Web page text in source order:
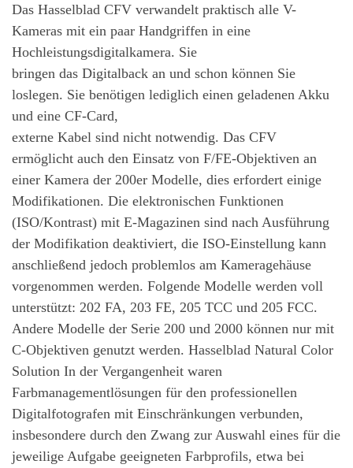
Das Hasselblad CFV verwandelt praktisch alle V-
Kameras mit ein paar Handgriffen in eine
Hochleistungsdigitalkamera. Sie
bringen das Digitalback an und schon können Sie
loslegen. Sie benötigen lediglich einen geladenen Akku
und eine CF-Card,
externe Kabel sind nicht notwendig. Das CFV
ermöglicht auch den Einsatz von F/FE-Objektiven an
einer Kamera der 200er Modelle, dies erfordert einige
Modifikationen. Die elektronischen Funktionen
(ISO/Kontrast) mit E-Magazinen sind nach Ausführung
der Modifikation deaktiviert, die ISO-Einstellung kann
anschließend jedoch problemlos am Kameragehäuse
vorgenommen werden. Folgende Modelle werden voll
unterstützt: 202 FA, 203 FE, 205 TCC und 205 FCC.
Andere Modelle der Serie 200 und 2000 können nur mit
C-Objektiven genutzt werden. Hasselblad Natural Color
Solution In der Vergangenheit waren
Farbmanagementlösungen für den professionellen
Digitalfotografen mit Einschränkungen verbunden,
insbesondere durch den Zwang zur Auswahl eines für die
jeweilige Aufgabe geeigneten Farbprofils, etwa bei